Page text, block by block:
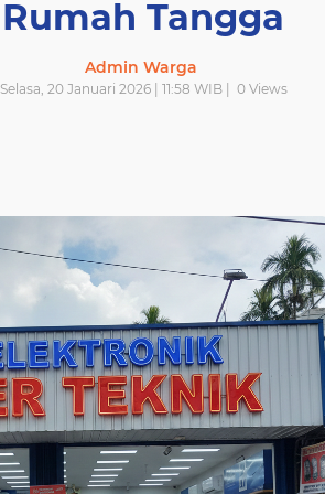
Rumah Tangga
Admin Warga
Selasa, 20 Januari 2026 | 11:58 WIB | 0Views